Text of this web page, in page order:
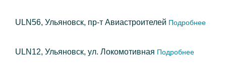
ULN56, Ульяновск, пр-т Авиастроителей Подробнее
ULN12, Ульяновск, ул. Локомотивная Подробнее